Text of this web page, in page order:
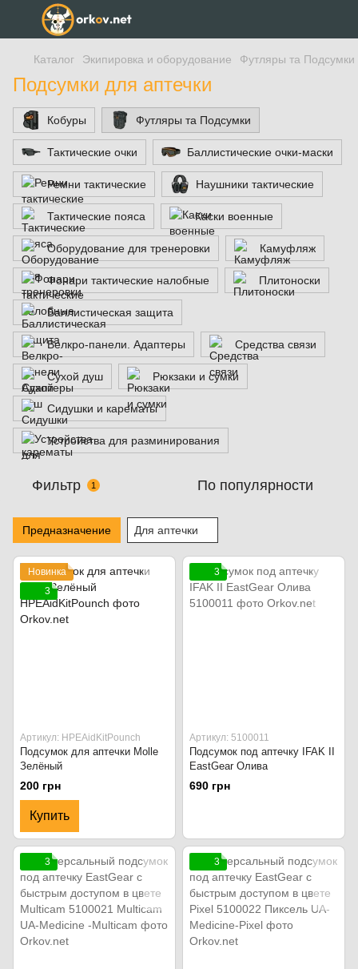
Каталог Экипировка и оборудование Футляры та Подсумки
Подсумки для аптечки
Кобуры Футляры та Подсумки
Тактические очки Баллистические очки-маски
Ремни тактические Наушники тактические
Тактические пояса Каски военные
Оборудование для тренеровки Камуфляж
Фонари тактические налобные Плитоноски
Баллистическая защита
Велкро-панели. Адаптеры Средства связи
Сухой душ Рюкзаки и сумки
Сидушки и карематы
Устройства для разминирования
Фильтр 1 По популярности
Предназначение Для аптечки
Новинка
3
Артикул: HPEAidKitPounch
Подсумок для аптечки Molle
Зелёный
200 грн
Купить
3
Артикул: 5100011
Подсумок под аптечку IFAK II
EastGear Олива
690 грн
3 3